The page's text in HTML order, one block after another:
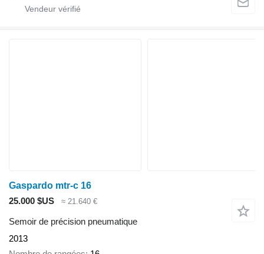
Gaspardo mtr-c 16
25.000 $US
≈ 21.640 €
Semoir de précision pneumatique
2013